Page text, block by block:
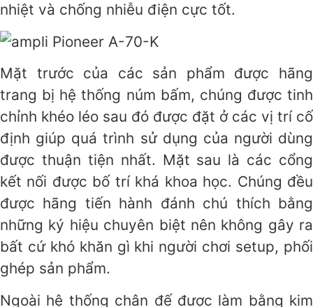
nhiệt và chống nhiễu điện cực tốt.
Mặt trước của các sản phẩm được hãng
trang bị hệ thống núm bấm, chúng được tinh
chỉnh khéo léo sau đó được đặt ở các vị trí cố
định giúp quá trình sử dụng của người dùng
được thuận tiện nhất. Mặt sau là các cổng
kết nối được bố trí khá khoa học. Chúng đều
được hãng tiến hành đánh chú thích bằng
những ký hiệu chuyên biệt nên không gây ra
bất cứ khó khăn gì khi người chơi setup, phối
ghép sản phẩm.
Ngoài hệ thống chân đế được làm bằng kim